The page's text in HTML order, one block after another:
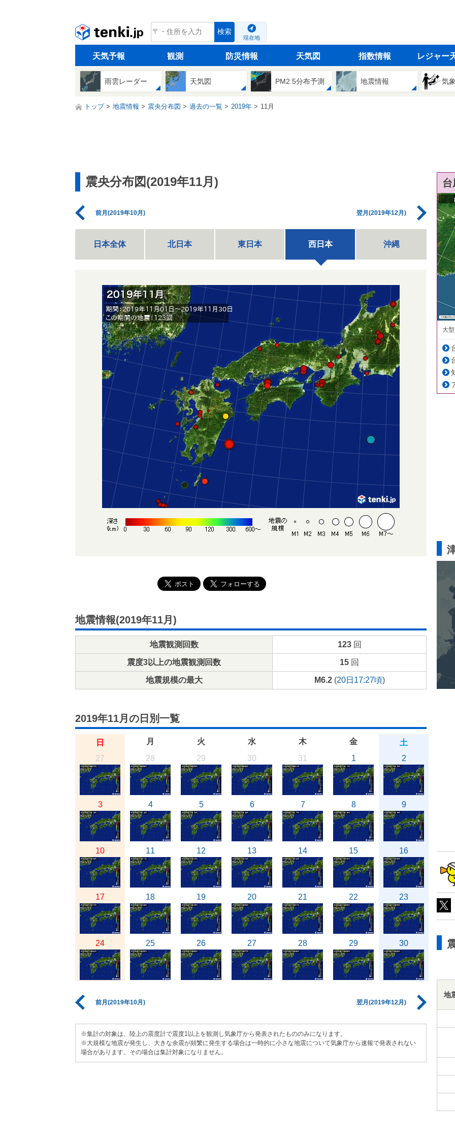
tenki.jp 検索
現在地
天気予報 観測 防災情報 天気図 指数情報 レジャー
雨雲レーダー 天気図 PM2.5分布予測 地震情報 気
トップ 地震情報 震央分布図 過去の一覧 2019年 11月
震央分布図(2019年11月)
前月(2019年10月) 翌月(2019年12月)
日本全体 北日本 東日本 西日本 沖縄
地震情報(2019年11月)
地震観測回数 123回
震度3以上の地震観測回数 15 回
地震規模の最大 M6.2(20日17:27頃)
2019年11月の日別一覧
日 月 火 水 木 金
土
27
28 29 30 31 1 2
3 4 5 6 7 8 9
10 11 12 13 14 15 16
17 18 19 20 21 22 23
24 25 26 27 28 29 30
前月(2019年10月) 翌月(2019年12月)
※集計の対象は、陸上の震度計で震度1以上を観測し気象庁から発表されたもののみになります。
※大規模な地震が発生し、大きな余震が頻繁に発生する場合は一時的に小さな地震について気象庁から速報で発表されない
場合があります。その場合は集計対象になりません。
大
地